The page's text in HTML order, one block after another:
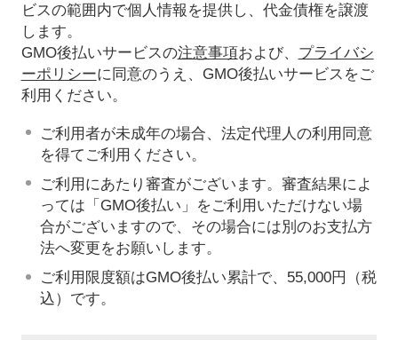
ビスの範囲内で個人情報を提供し、代金債権を譲渡
します。
GMO後払いサービスの注意事項および、 プライバシ
ーポリシーに同意のうえ、GMO後払いサービスをご
利用ください。
ご利用者が未成年の場合、法定代理人の利用同意
を得てご利用ください。
ご利用にあたり審査がございます。審査結果によ
っては「GMO後払い」をご利用いただけない場
合がございますので、その場合には別のお支払方
法へ変更をお願いします。
ご利用限度額はGMO後払い累計で、55,000円（税
込）です。